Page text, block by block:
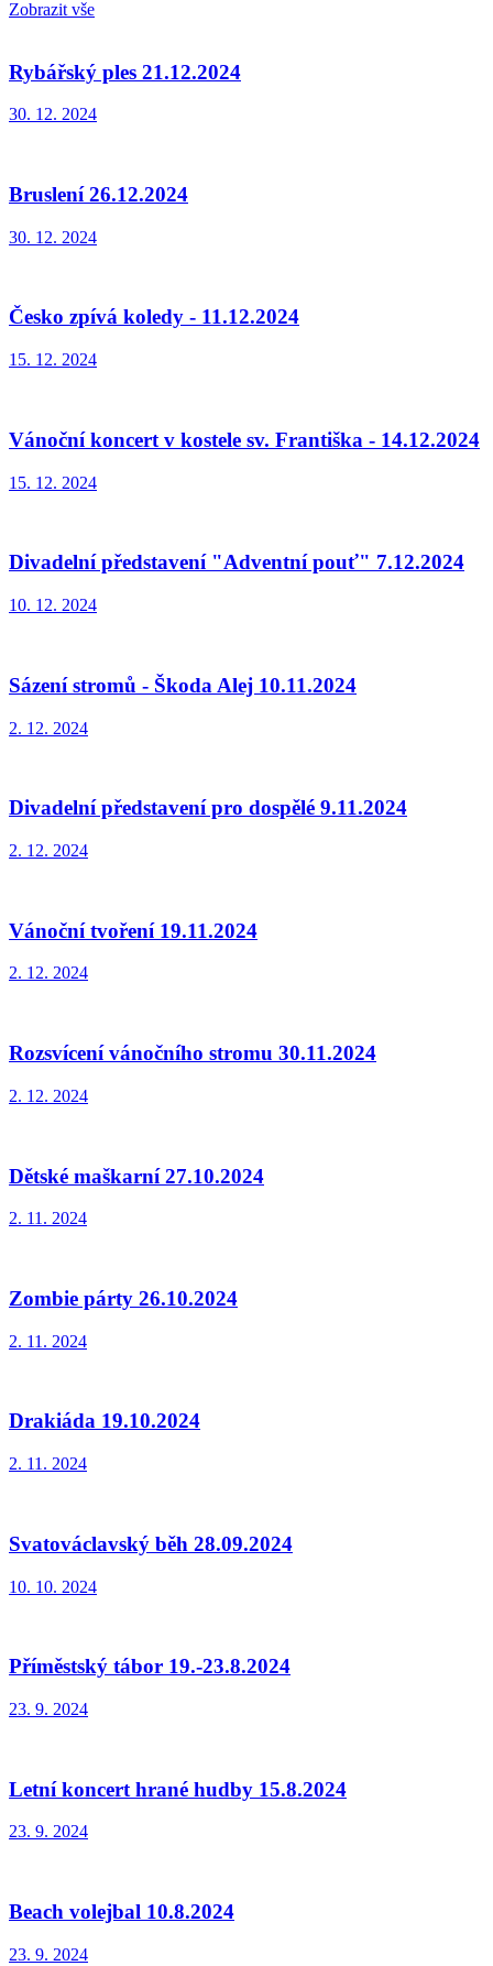
Zobrazit vše
Rybářský ples 21.12.2024
30. 12. 2024
Bruslení 26.12.2024
30. 12. 2024
Česko zpívá koledy - 11.12.2024
15. 12. 2024
Vánoční koncert v kostele sv. Františka - 14.12.2024
15. 12. 2024
Divadelní představení "Adventní pouť" 7.12.2024
10. 12. 2024
Sázení stromů - Škoda Alej 10.11.2024
2. 12. 2024
Divadelní představení pro dospělé 9.11.2024
2. 12. 2024
Vánoční tvoření 19.11.2024
2. 12. 2024
Rozsvícení vánočního stromu 30.11.2024
2. 12. 2024
Dětské maškarní 27.10.2024
2. 11. 2024
Zombie párty 26.10.2024
2. 11. 2024
Drakiáda 19.10.2024
2. 11. 2024
Svatováclavský běh 28.09.2024
10. 10. 2024
Příměstský tábor 19.-23.8.2024
23. 9. 2024
Letní koncert hrané hudby 15.8.2024
23. 9. 2024
Beach volejbal 10.8.2024
23. 9. 2024